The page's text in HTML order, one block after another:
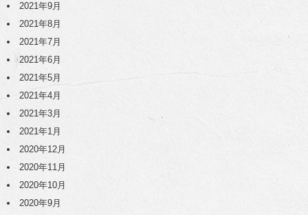
2021年9月
2021年8月
2021年7月
2021年6月
2021年5月
2021年4月
2021年3月
2021年1月
2020年12月
2020年11月
2020年10月
2020年9月